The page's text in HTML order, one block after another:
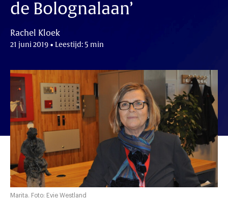
de Bolognalaan’
Rachel Kloek
21 juni 2019 • Leestijd: 5 min
Marita. Foto: Evie Westland